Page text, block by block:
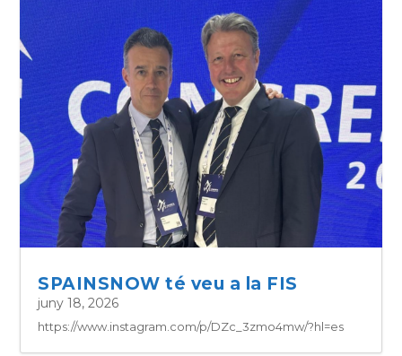
SPAINSNOW té veu a la FIS
juny 18, 2026
https://www.instagram.com/p/DZc_3zmo4mw/?hl=es